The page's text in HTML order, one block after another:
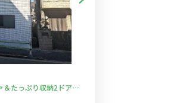
＆たっぷり収納2ドア冷